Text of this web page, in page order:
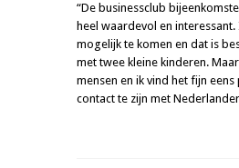
“De businessclub
heel waardevol en
mogelijk te komen en dat is
met twee kleine kinderen.
mensen en ik vind het fijn eens
contact te zijn met